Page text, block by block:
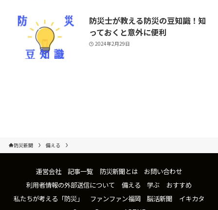
防災士が教える防災の豆知識！知
っておくと意外に便利
2024年2月29日
防災新聞 備える
運営会社 記事一覧 防災新聞とは
お問い合わせ
利用者情報の外部送信について
備える 学ぶ
おすすめ
私たちが考える「防災」
ファンファン福岡 脳活新聞
イキカタ